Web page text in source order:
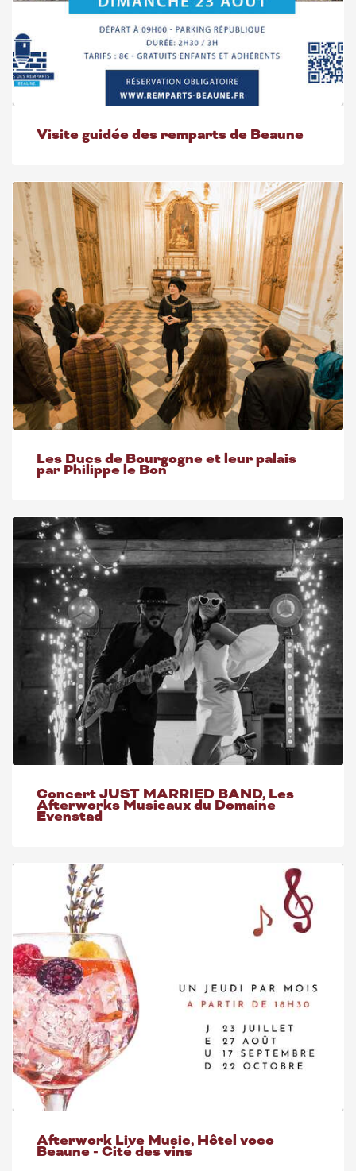
Visite guidée des remparts de Beaune
Les Ducs de Bourgogne et leur palais
par Philippe le Bon
Concert JUST MARRIED BAND, Les
Afterworks Musicaux du Domaine
Evenstad
Afterwork Live Music, Hôtel voco
Beaune - Cité des vins